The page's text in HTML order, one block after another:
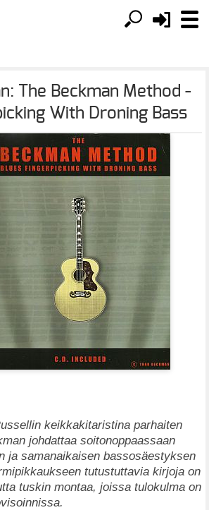
The Beckman Method -
With Droning Bass
keikkakitaristina parhaiten
johdattaa soitonoppaassaan
ja samanaikaisen bassosäestyksen
tutustuttavia kirjoja on
tuskin montaa, joissa tulokulma on